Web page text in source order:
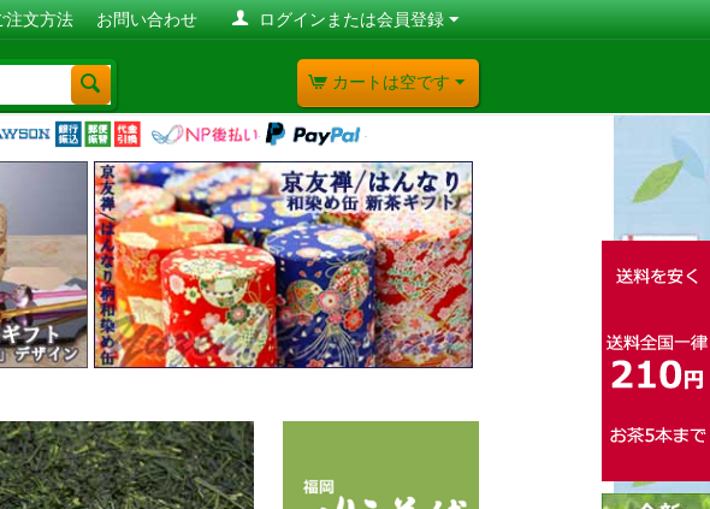
ログインまたは会員登録
注文方法 お問い合わせ
カートは空です